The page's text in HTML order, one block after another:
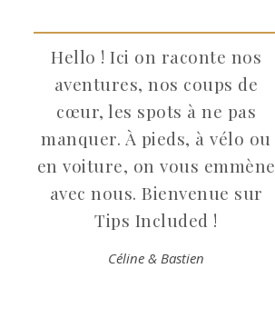
Hello ! Ici on raconte nos
aventures, nos coups de
cœur, les spots à ne pas
manquer. À pieds, à vélo ou
en voiture, on vous emmène
avec nous. Bienvenue sur
Tips Included !
Céline & Bastien